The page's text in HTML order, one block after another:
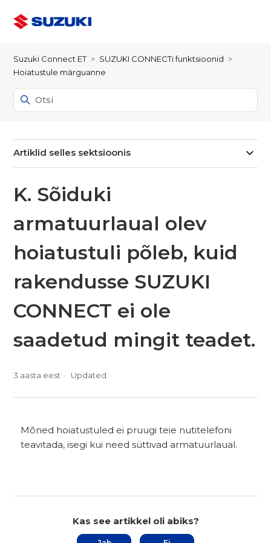
Suzuki Connect ET
SUZUKI CONNECTi funktsioonid
Hoiatustule märguanne
Artiklid selles sektsioonis
K. Sõiduki
armatuurlaual olev
hoiatustuli põleb, kuid
rakendusse SUZUKI
CONNECT ei ole
saadetud mingit teadet.
3 aasta eest Updated
Mõned hoiatustuled ei pruugi teie nutitelefoni
teavitada, isegi kui need süttivad armatuurlaual.
Kas see artikkel oli abiks?